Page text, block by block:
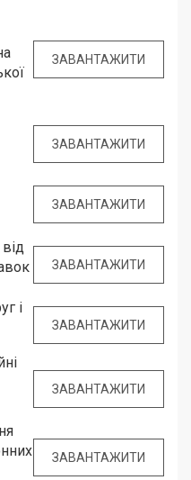
ЗАВАНТАЖИТИ
ЗАВАНТАЖИТИ
ЗАВАНТАЖИТИ
ЗАВАНТАЖИТИ
і
ЗАВАНТАЖИТИ
ЗАВАНТАЖИТИ
ЗАВАНТАЖИТИ